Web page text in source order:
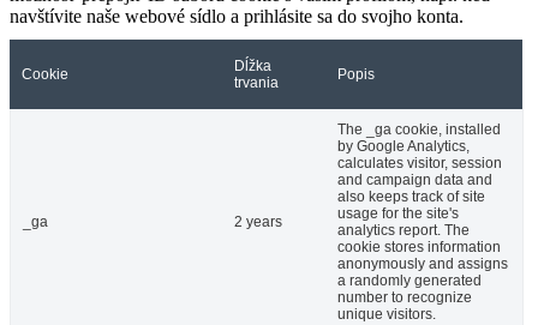
navštívite naše webové sídlo a prihlásite sa do svojho konta.
Cookie
Dĺžka
trvania
Popis
_ga 2 years
The _ga cookie, installed
by Google Analytics,
calculates visitor, session
and campaign data and
also keeps track of site
usage for the site's
analytics report. The
cookie stores information
anonymously and assigns
a randomly generated
number to recognize
unique visitors.